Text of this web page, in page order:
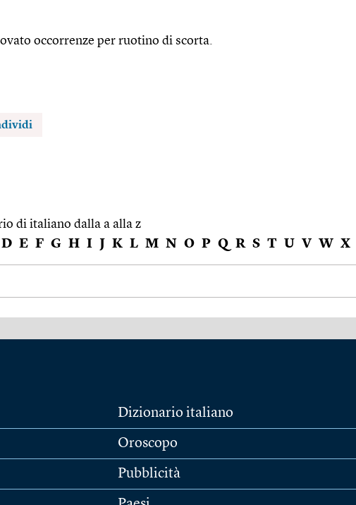
occorrenze per ruotino di scorta.
di italiano dalla a alla z
D E F G H I J K L M N O P Q R S T U V W X
Dizionario italiano
Oroscopo
Pubblicità